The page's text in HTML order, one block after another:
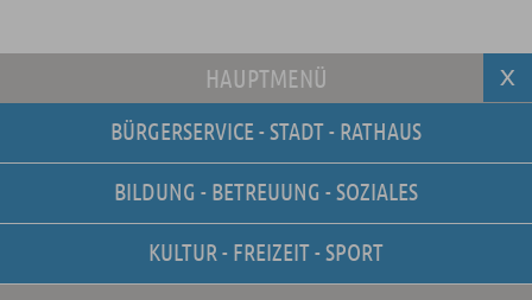
HAUPTMENÜ
BÜRGERSERVICE - STADT - RATHAUS
BILDUNG - BETREUUNG - SOZIALES
KULTUR - FREIZEIT - SPORT
Unsere Stellenangebote
Online-Terminvereinbarung
Amtliche
Bekanntmachungen